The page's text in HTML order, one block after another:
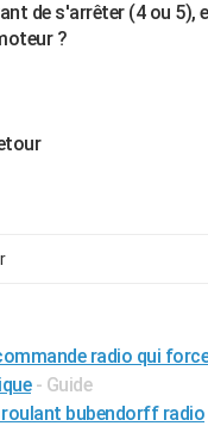
de s'arrêter (4 ou 5),
?
radio qui
- Guide
bubendorff radio